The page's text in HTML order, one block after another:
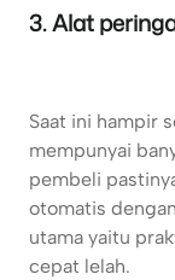
3. Alat
Saat ini hampir
mempunyai
pembeli
otomatis
utama yaitu
cepat lelah.